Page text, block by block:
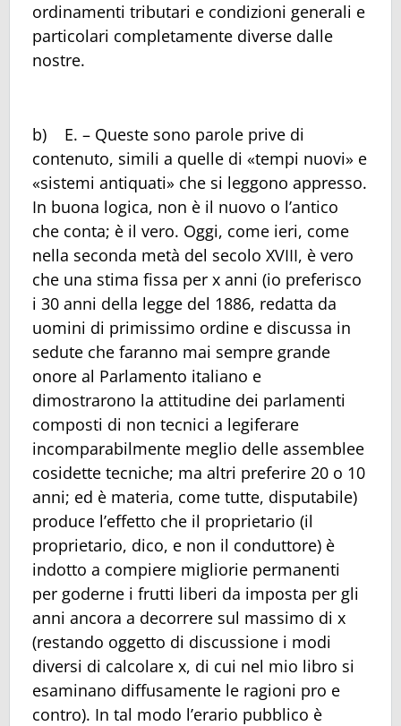
ordinamenti tributari e condizioni generali e
particolari completamente diverse dalle
nostre.
b) E. – Queste sono parole prive di
contenuto, simili a quelle di «tempi nuovi» e
«sistemi antiquati» che si leggono appresso.
In buona logica, non è il nuovo o l’antico
che conta; è il vero. Oggi, come ieri, come
nella seconda metà del secolo XVIII, è vero
che una stima fissa per x anni (io preferisco
i 30 anni della legge del 1886, redatta da
uomini di primissimo ordine e discussa in
sedute che faranno mai sempre grande
onore al Parlamento italiano e
dimostrarono la attitudine dei parlamenti
composti di non tecnici a legiferare
incomparabilmente meglio delle assemblee
cosidette tecniche; ma altri preferire 20 o 10
anni; ed è materia, come tutte, disputabile)
produce l’effetto che il proprietario (il
proprietario, dico, e non il conduttore) è
indotto a compiere migliorie permanenti
per goderne i frutti liberi da imposta per gli
anni ancora a decorrere sul massimo di x
(restando oggetto di discussione i modi
diversi di calcolare x, di cui nel mio libro si
esaminano diffusamente le ragioni pro e
contro). In tal modo l’erario pubblico è